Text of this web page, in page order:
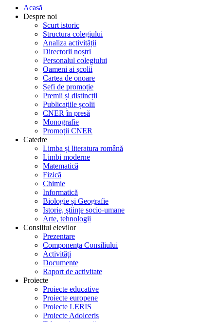
Acasă
Despre noi
Scurt istoric
Structura colegiului
Analiza activității
Directorii noștri
Personalul colegiului
Oameni ai școlii
Cartea de onoare
Șefi de promoție
Premii și distincții
Publicațiile școlii
CNER în presă
Monografie
Promoții CNER
Catedre
Limba și literatura română
Limbi moderne
Matematică
Fizică
Chimie
Informatică
Biologie și Geografie
Istorie, științe socio-umane
Arte, tehnologii
Consiliul elevilor
Prezentare
Componența Consiliului
Activități
Documente
Raport de activitate
Proiecte
Proiecte educative
Proiecte europene
Proiecte LERIS
Proiecte Adolceris